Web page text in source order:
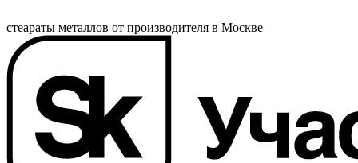
стеараты металлов от производителя в Москве